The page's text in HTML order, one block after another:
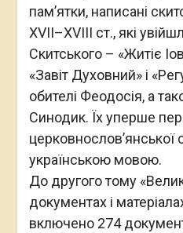
пам’ятки, написані
XVII–XVIII ст., які
Скитського – «Житіє
«Завіт Духовний» і
обителі Феодосія, а
Синодик. Їх уперше
церковнослов’янської
українською мовою.
До другого тому
документах і
включено 274